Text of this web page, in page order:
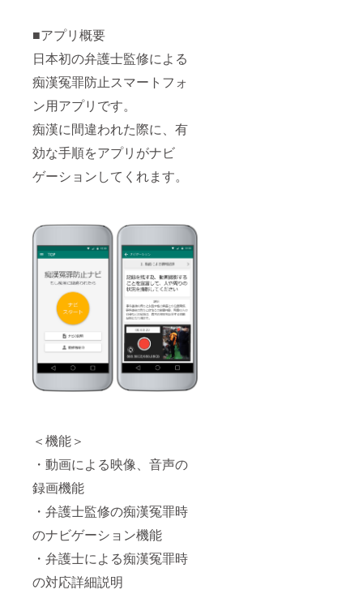
■アプリ概要
日本初の弁護士監修による
痴漢冤罪防止スマートフォ
ン用アプリです。
痴漢に間違われた際に、有
効な手順をアプリがナビ
ゲーションしてくれます。
＜機能＞
・動画による映像、音声の
録画機能
・弁護士監修の痴漢冤罪時
のナビゲーション機能
・弁護士による痴漢冤罪時
の対応詳細説明